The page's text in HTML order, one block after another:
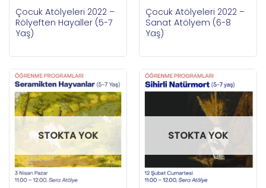
Çocuk Atölyeleri 2022 –
Rölyeften Hayaller (5-7
Yaş)
Çocuk Atölyeleri 2022 –
Sanat Atölyem (6-8
Yaş)
STOKTA YOK STOKTA YOK